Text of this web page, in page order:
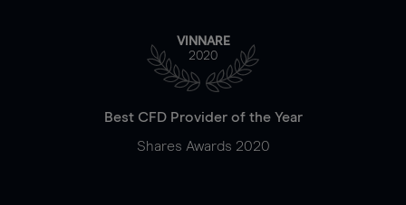
VINNARE
2020
Best CFD Provider of the Year
Shares Awards 2020